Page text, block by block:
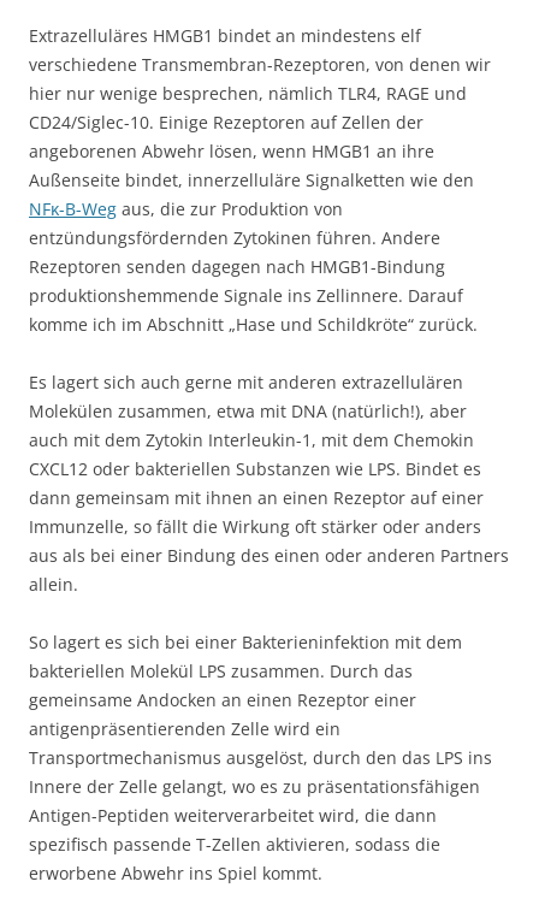
Extrazelluläres HMGB1 bindet an mindestens elf
verschiedene Transmembran-Rezeptoren, von denen wir
hier nur wenige besprechen, nämlich TLR4, RAGE und
CD24/Siglec-10. Einige Rezeptoren auf Zellen der
angeborenen Abwehr lösen, wenn HMGB1 an ihre
Außenseite bindet, innerzelluläre Signalketten wie den
NFκ-B-Weg aus, die zur Produktion von
entzündungsfördernden Zytokinen führen. Andere
Rezeptoren senden dagegen nach HMGB1-Bindung
produktionshemmende Signale ins Zellinnere. Darauf
komme ich im Abschnitt „Hase und Schildkröte“ zurück.
Es lagert sich auch gerne mit anderen extrazellulären
Molekülen zusammen, etwa mit DNA (natürlich!), aber
auch mit dem Zytokin Interleukin-1, mit dem Chemokin
CXCL12 oder bakteriellen Substanzen wie LPS. Bindet es
dann gemeinsam mit ihnen an einen Rezeptor auf einer
Immunzelle, so fällt die Wirkung oft stärker oder anders
aus als bei einer Bindung des einen oder anderen Partners
allein.
So lagert es sich bei einer Bakterieninfektion mit dem
bakteriellen Molekül LPS zusammen. Durch das
gemeinsame Andocken an einen Rezeptor einer
antigenpräsentierenden Zelle wird ein
Transportmechanismus ausgelöst, durch den das LPS ins
Innere der Zelle gelangt, wo es zu präsentationsfähigen
Antigen-Peptiden weiterverarbeitet wird, die dann
spezifisch passende T-Zellen aktivieren, sodass die
erworbene Abwehr ins Spiel kommt.